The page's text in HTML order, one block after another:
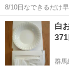
8/10日なできるだけ
す。 引き取ってくれる方に500円お渡しします。 よろしくおねがいし
ます。
群馬 高崎市
白
371
群馬